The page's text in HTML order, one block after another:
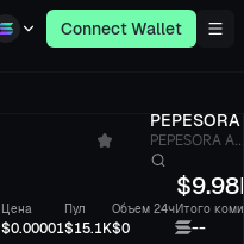
Connect Wallet
PEPESORA
PEPESORA A...
$
Цена
$0.00001
Пул
$15.1K
Объем 24ч
$0
Итого
--